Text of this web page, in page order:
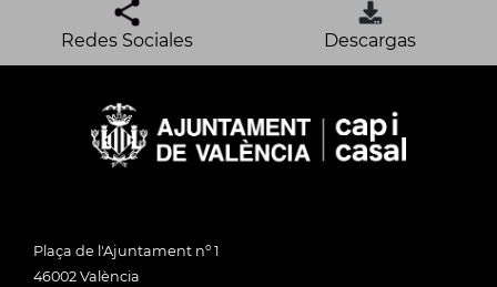
Redes Sociales Descargas
Plaça de l'Ajuntament nº 1
46002 València